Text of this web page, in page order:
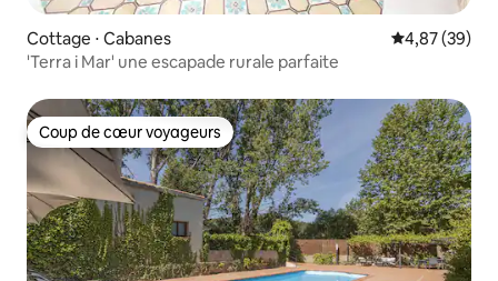
Cottage ⋅ Cabanes Évaluation
4,87 (39)
'Terra i Mar' une escapade rurale parfaite
Coup de cœur voyageurs
Coup de cœur voyageurs